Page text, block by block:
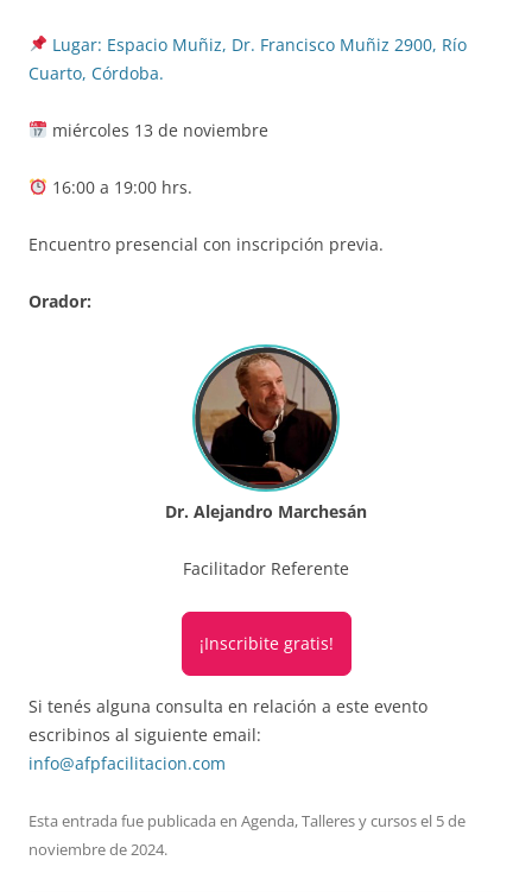
Lugar: Espacio Muñiz, Dr. Francisco Muñiz 2900, Río
Cuarto, Córdoba.
miércoles 13 de noviembre
16:00 a 19:00 hrs.
Encuentro presencial con inscripción previa.
Orador:
Dr. Alejandro Marchesán
Facilitador Referente
¡Inscribite gratis!
Si tenés alguna consulta en relación a este evento
escribinos al siguiente email:
info@afpfacilitacion.com
Esta entrada fue publicada en Agenda,Talleres y cursosel 5 de
noviembre de 2024.